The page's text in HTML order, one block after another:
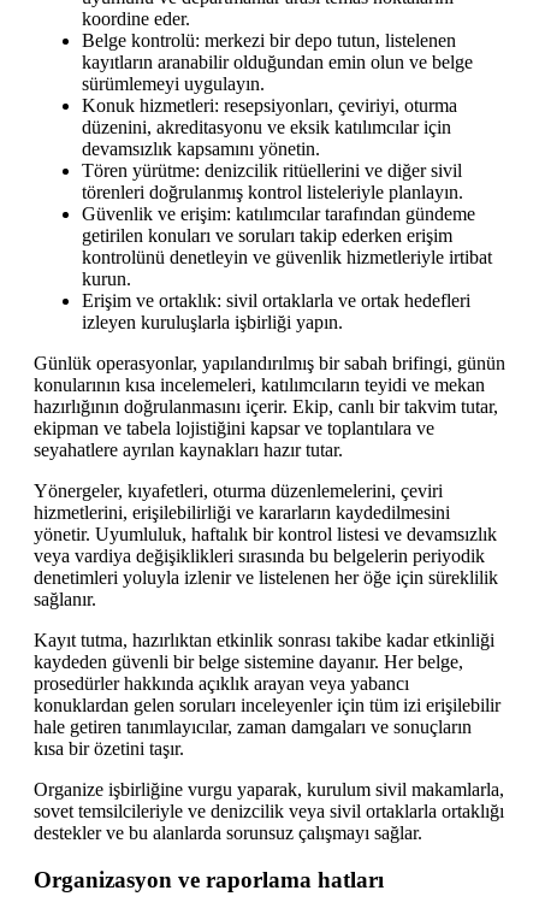
koordine eder.
Belge kontrolü: merkezi bir depo tutun, listelenen
kayıtların aranabilir olduğundan emin olun ve belge
sürümlemeyi uygulayın.
Konuk hizmetleri: resepsiyonları, çeviriyi, oturma
düzenini, akreditasyonu ve eksik katılımcılar için
devamsızlık kapsamını yönetin.
Tören yürütme: denizcilik ritüellerini ve diğer sivil
törenleri doğrulanmış kontrol listeleriyle planlayın.
Güvenlik ve erişim: katılımcılar tarafından gündeme
getirilen konuları ve soruları takip ederken erişim
kontrolünü denetleyin ve güvenlik hizmetleriyle irtibat
kurun.
Erişim ve ortaklık: sivil ortaklarla ve ortak hedefleri
izleyen kuruluşlarla işbirliği yapın.
Günlük operasyonlar, yapılandırılmış bir sabah brifingi, günün
konularının kısa incelemeleri, katılımcıların teyidi ve mekan
hazırlığının doğrulanmasını içerir. Ekip, canlı bir takvim tutar,
ekipman ve tabela lojistiğini kapsar ve toplantılara ve
seyahatlere ayrılan kaynakları hazır tutar.
Yönergeler, kıyafetleri, oturma düzenlemelerini, çeviri
hizmetlerini, erişilebilirliği ve kararların kaydedilmesini
yönetir. Uyumluluk, haftalık bir kontrol listesi ve devamsızlık
veya vardiya değişiklikleri sırasında bu belgelerin periyodik
denetimleri yoluyla izlenir ve listelenen her öğe için süreklilik
sağlanır.
Kayıt tutma, hazırlıktan etkinlik sonrası takibe kadar etkinliği
kaydeden güvenli bir belge sistemine dayanır. Her belge,
prosedürler hakkında açıklık arayan veya yabancı
konuklardan gelen soruları inceleyenler için tüm izi erişilebilir
hale getiren tanımlayıcılar, zaman damgaları ve sonuçların
kısa bir özetini taşır.
Organize işbirliğine vurgu yaparak, kurulum sivil makamlarla,
sovet temsilcileriyle ve denizcilik veya sivil ortaklarla ortaklığı
destekler ve bu alanlarda sorunsuz çalışmayı sağlar.
Organizasyon ve raporlama hatları